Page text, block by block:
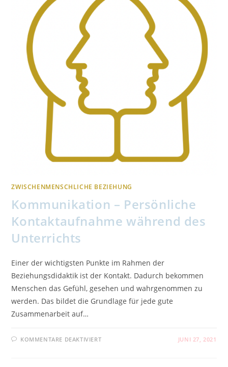
ZWISCHENMENSCHLICHE BEZIEHUNG
Kommunikation – Persönliche
Kontaktaufnahme während des
Unterrichts
Einer der wichtigsten Punkte im Rahmen der
Beziehungsdidaktik ist der Kontakt. Dadurch bekommen
Menschen das Gefühl, gesehen und wahrgenommen zu
werden. Das bildet die Grundlage für jede gute
Zusammenarbeit auf…
KOMMENTARE DEAKTIVIERTFÜR JUNI 27, 2021